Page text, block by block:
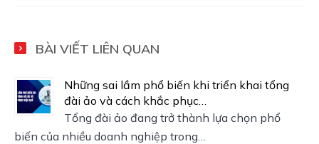
BÀI VIẾT LIÊN QUAN
Những sai lầm phổ biến khi triển khai tổng
đài ảo và cách khắc phục…
Tổng đài ảo đang trở thành lựa chọn phổ
biến của nhiều doanh nghiệp trong…